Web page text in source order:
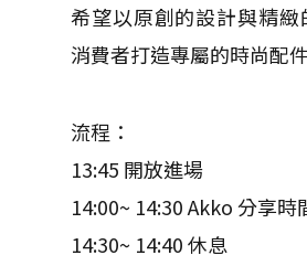
希望以原創的設計與精緻
消費者打造專屬的時尚配
流程：
13:45 開放進場
14:00~ 14:30 Akko 分享時
14:30~ 14:40 休息